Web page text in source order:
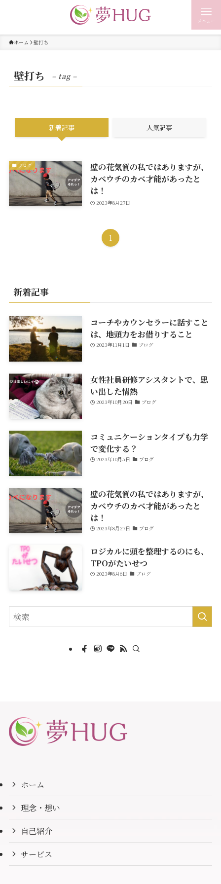
メニュー
ホーム 壁打ち
壁打ち – tag –
新着記事 人気記事
ブログ
壁の花気質の私ではありますが、
カベウチのカベ才能があったと
は！
2023年8月27日
1
新着記事
コーチやカウンセラーに話すこと
は、地頭力をお借りすること
2023年11月1日 ブログ
女性社員研修アシスタントで、思
い出した情熱
2023年10月20日 ブログ
コミュニケーションタイプも力学
で変化する？
2023年10月5日 ブログ
壁の花気質の私ではありますが、
カベウチのカベ才能があったと
は！
2023年8月27日 ブログ
ロジカルに頭を整理するのにも、
TPOがたいせつ
2023年8月6日 ブログ
ホーム
理念・想い
自己紹介
サービス